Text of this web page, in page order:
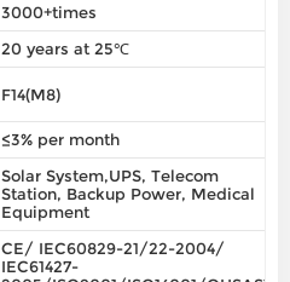
3000+times
20 years at 25℃
F14(M8)
≤3% per month
Solar System,UPS, Telecom
Station, Backup Power, Medical
Equipment
CE/ IEC60829-21/22-2004/
IEC61427-